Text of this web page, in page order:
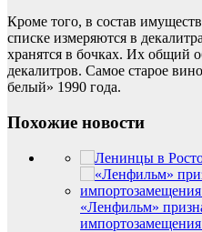
Кроме того, в состав
списке измеряются в
хранятся в бочках. Их общий
декалитров. Самое старое
белый» 1990 года.
Похожие новости
«Ленфильм»